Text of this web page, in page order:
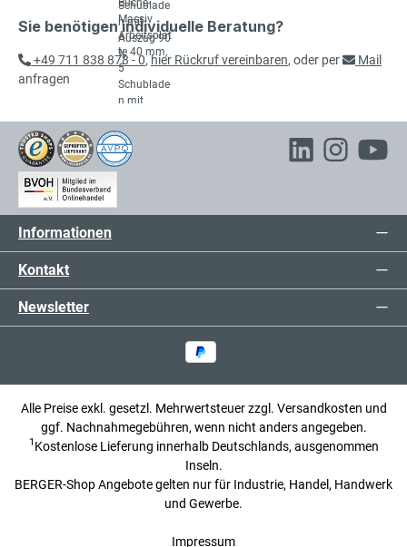
Sie benötigen individuelle Beratung?
+49 711 838 878 - 0,hier Rückruf vereinbaren, oder per
Mail
anfragen
Informationen
Kontakt
Newsletter
Alle Preise exkl. gesetzl. Mehrwertsteuer zzgl. Versandkosten und
ggf. Nachnahmegebühren, wenn nicht anders angegeben.
1 Kostenlose Lieferung innerhalb Deutschlands, ausgenommen
Inseln.
BERGER-Shop Angebote gelten nur für Industrie, Handel, Handwerk
und Gewerbe.
Impressum